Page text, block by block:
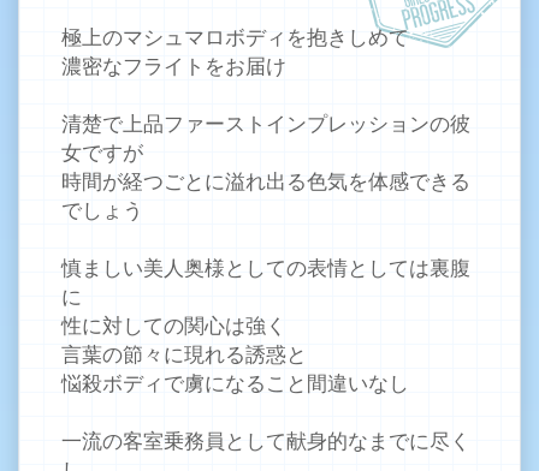
極上のマシュマロボディを抱きしめて
濃密なフライトをお届け
清楚で上品ファーストインプレッションの彼
女ですが
時間が経つごとに溢れ出る色気を体感できる
でしょう
慎ましい美人奥様としての表情としては裏腹
に
性に対しての関心は強く
言葉の節々に現れる誘惑と
悩殺ボディで虜になること間違いなし
一流の客室乗務員として献身的なまでに尽く